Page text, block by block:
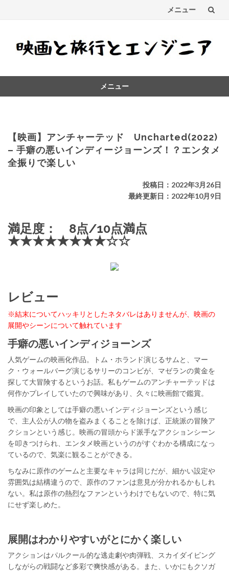
メニュー
キ
メニュー
【映画】アンチャーテッド Uncharted(2022)
– 手癖の悪いインディージョーンズ！？エンタメ
全振りで楽しい
投稿日：2022年3月26日
最終更新日：2022年10月9日
満足度： 8点/10点満点
★★★★★★★★☆☆
レビュー
※結末についてハッキリとしたネタバレはありませんが、映画の
展開やシーンについて触れています
手癖の悪いインディジョーンズ
人気ゲームの映画化作品。トム・ホランド演じるサムと、マー
ク・ウォールバーグ演じるサリーのコンビが、マゼランの黄金を
探して大冒険するというお話。私もゲームのアンチャーテッドは
何作かプレイしていたので興味があり、久々に映画館で鑑賞。
映画の印象としては手癖の悪いインディジョーンズという感じ
で、主人公が人の物を盗みまくることを除けば、正統派の冒険ア
クションという感じ。映画の冒頭からド派手なアクションシーン
を叩きつけられ、エンタメ映画というのがすぐわかる構成になっ
ているので、気楽に観ることができる。
ちなみに原作のゲームと主要なキャラは同じだが、細かい設定や
雰囲気は結構違うので、原作のファンは意見が分かれるかもしれ
ない。私は原作の熱烈なファンというわけでもないので、特に気
にせず楽しめた。
展開はわかりやすいがとにかく楽しい
アクションはパルクール的な逃走劇や肉弾戦、スカイダイビング
しながらの戦闘など多彩で爽快感がある。また、いかにもクソガ